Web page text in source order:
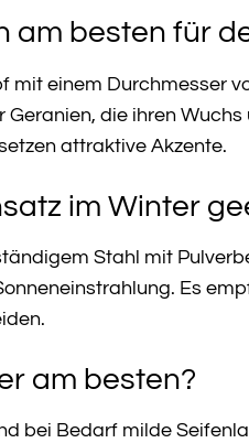
am besten für
mit einem Durchmesser
die ihren
attraktive Akzente.
im Winter
Stahl mit
Es
am besten?
bei Bedarf milde